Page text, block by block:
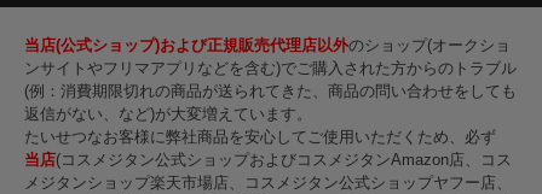
当店(公式ショップ)および正規販売代理店以外のショップ(オークショ
ンサイトやフリマアプリなどを含む)でご購入された方からのトラブル
(例：消費期限切れの商品が送られてきた、商品の問い合わせをしても
返信がない、など)が大変増えています。
たいせつなお客様に弊社商品を安心してご使用いただくため、必ず
当店(コスメジタン公式ショップおよびコスメジタンAmazon店、コス
メジタンショップ楽天市場店、コスメジタン公式ショップヤフー店、